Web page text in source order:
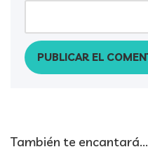
También te encantará...